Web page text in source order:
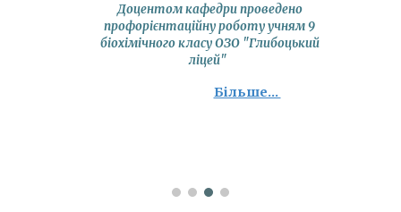
Доцентом кафедри проведено
профорієнтаційну роботу учням 9
біохімічного класу ОЗО "Глибоцький
ліцей"
Більше...